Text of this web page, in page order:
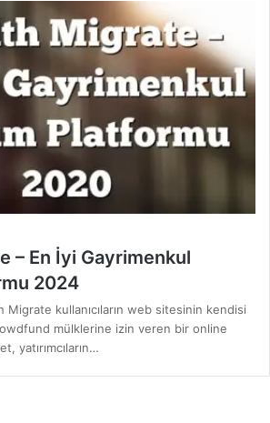
– En İyi Gayrimenkul
2024
Migrate kullanıcıların web sitesinin kendisi
mülklerine izin veren bir online
yatırımcıların…